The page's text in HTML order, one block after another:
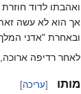
ואהבתו לדוד
אך הוא לא עשה
ובאחרת "אדני
לאחר רדיפה
מותו [עריכה]